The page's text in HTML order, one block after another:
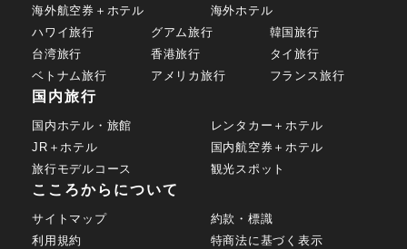
海外航空券＋ホテル
海外ホテル
ハワイ旅行
グアム旅行
韓国旅行
台湾旅行
香港旅行
タイ旅行
ベトナム旅行
アメリカ旅行 フランス旅行
国内旅行
国内ホテル・旅館
レンタカー＋ホテル
JR＋ホテル
国内航空券＋ホテル
旅行モデルコース
観光スポット
こころからについて
サイトマップ
約款・標識
利用規約
特商法に基づく表示